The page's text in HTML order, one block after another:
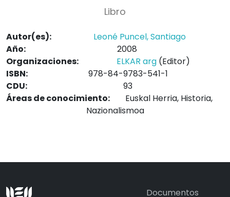
Libro
Autor(es):
Leoné Puncel, Santiago
Año:
2008
Organizaciones:
ELKAR arg (Editor)
ISBN:
978-84-9783-541-1
CDU:
93
Áreas de conocimiento:
Euskal Herria, Historia,
Nazionalismoa
Documentos